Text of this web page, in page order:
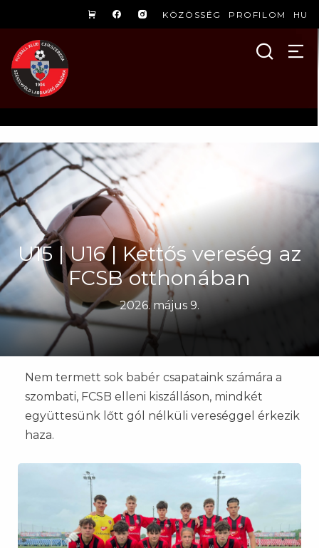
KÖZÖSSÉG PROFILOM HU
U15 | U16 | Kettős vereség az
FCSB otthonában
2026. május 9.
Nem termett sok babér csapataink számára a
szombati, FCSB elleni kiszálláson, mindkét
együttesünk lőtt gól nélküli vereséggel érkezik
haza.